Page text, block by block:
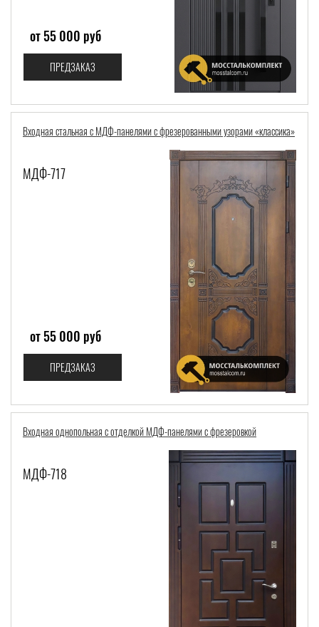
от 55 000 руб
ПРЕДЗАКАЗ
Входная стальная с МДФ-панелями с фрезерованными узорами «классика»
МДФ-717
от 55 000 руб
ПРЕДЗАКАЗ
Входная однопольная с отделкой МДФ-панелями с фрезеровкой
МДФ-718